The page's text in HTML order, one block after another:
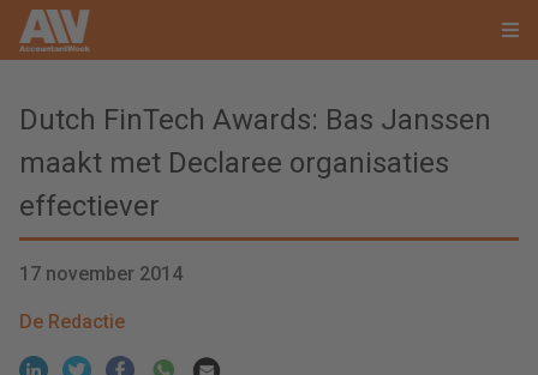
Dutch FinTech Awards: Bas Janssen
maakt met Declaree organisaties
effectiever
17 november 2014
De Redactie